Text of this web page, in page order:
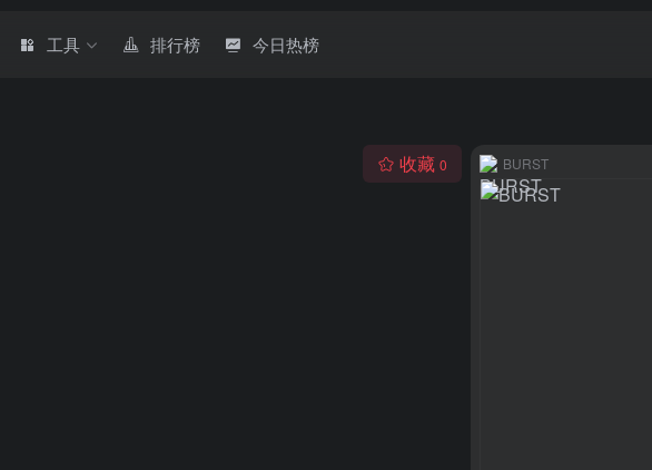
工具 排行榜 今日热榜
收藏 0 BURST